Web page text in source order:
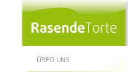
ÜBER UNS